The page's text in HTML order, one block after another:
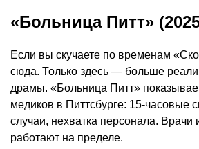
«Больница Питт»
Если вы скучаете по временам
сюда. Только здесь — больше
драмы. «Больница Питт»
медиков в Питтсбурге: 15-часовые
случаи, нехватка персонала. Врачи
работают на пределе.